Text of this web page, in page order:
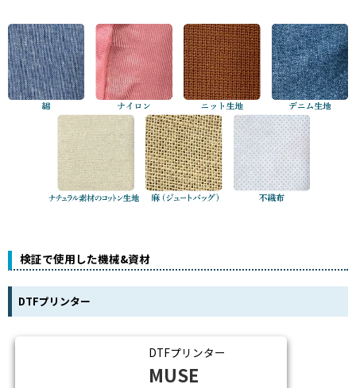
検証で使用した機械&資材
DTFプリンター
DTFプリンター
MUSE